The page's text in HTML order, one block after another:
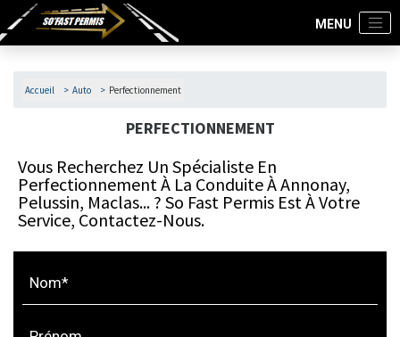
Accueil Auto Perfectionnement
PERFECTIONNEMENT
Vous Recherchez Un Spécialiste En
Perfectionnement À La Conduite À Annonay,
Pelussin, Maclas... ? So Fast Permis Est À Votre
Service, Contactez-Nous.